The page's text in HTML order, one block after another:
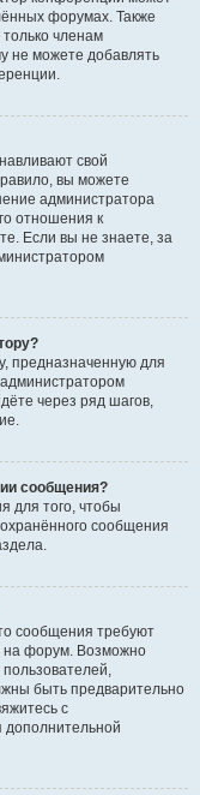
форумах. Также
членам
не можете добавлять
свой
вы можете
администратора
отношения к
Если вы не знаете, за
предназначенную для
через ряд шагов,
сообщения?
для того, чтобы
сообщения
сообщения требуют
на форум. Возможно
пользователей,
быть предварительно
с